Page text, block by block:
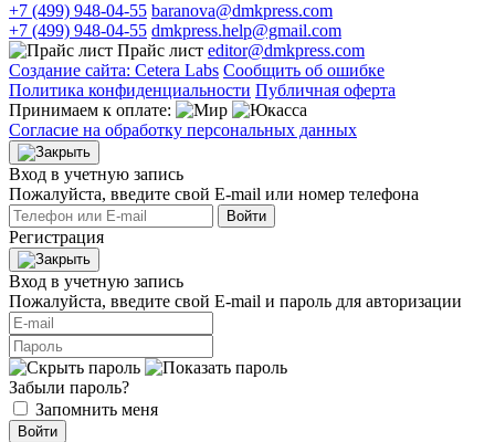
+7 (499) 948-04-55 baranova@dmkpress.com
+7 (499) 948-04-55 dmkpress.help@gmail.com
Прайс лист editor@dmkpress.com
Создание сайта: Cetera Labs Сообщить об ошибке
Политика конфиденциальности Публичная оферта
Принимаем к оплате:
Согласие на обработку персональных данных
Вход в учетную запись
Пожалуйста, введите свой E‑mail или номер телефона
Войти
Регистрация
Вход в учетную запись
Пожалуйста, введите свой E‑mail и пароль для авторизации
Забыли пароль?
Запомнить меня
Войти